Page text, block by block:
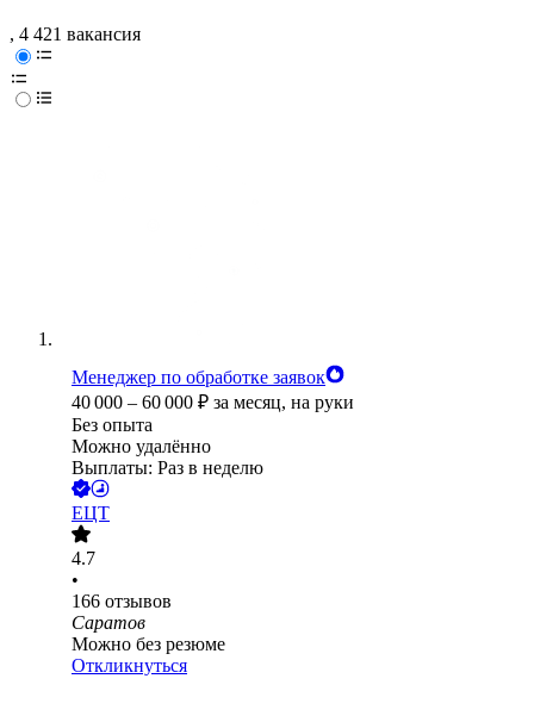
, 4 421 вакансия
Менеджер по обработке заявок
40 000 – 60 000 ₽ за месяц, на руки
Без опыта
Можно удалённо
Выплаты: Раз в неделю
ЕЦТ
4.7
•
166 отзывов
Саратов
Можно без резюме
Откликнуться